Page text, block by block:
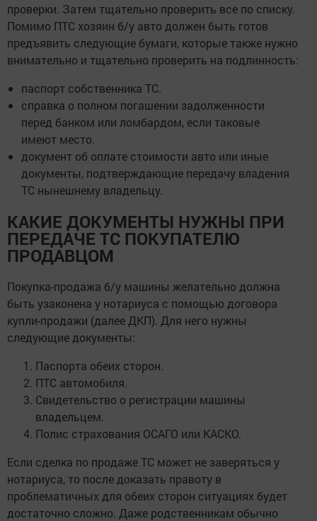
проверки. Затем тщательно проверить все по списку.
Помимо ПТС хозяин б/у авто должен быть готов
предъявить следующие бумаги, которые также нужно
внимательно и тщательно проверить на подлинность:
паспорт собственника ТС.
справка о полном погашении задолженности
перед банком или ломбардом, если таковые
имеют место.
документ об оплате стоимости авто или иные
документы, подтверждающие передачу владения
ТС нынешнему владельцу.
КАКИЕ ДОКУМЕНТЫ НУЖНЫ ПРИ
ПЕРЕДАЧЕ ТС ПОКУПАТЕЛЮ
ПРОДАВЦОМ
Покупка-продажа б/у машины желательно должна
быть узаконена у нотариуса с помощью договора
купли-продажи (далее ДКП). Для него нужны
следующие документы:
Паспорта обеих сторон.
ПТС автомобиля.
Свидетельство о регистрации машины
владельцем.
Полис страхования ОСАГО или КАСКО.
Если сделка по продаже ТС может не заверяться у
нотариуса, то после доказать правоту в
проблематичных для обеих сторон ситуациях будет
достаточно сложно. Даже родственникам обычно